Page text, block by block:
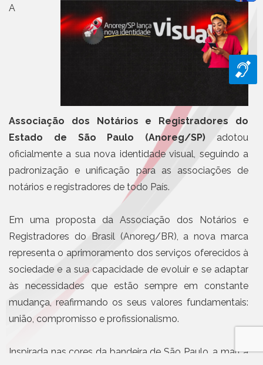
A
Associação dos Notários e Registradores do
Estado de São Paulo (Anoreg/SP) adotou
oficialmente a sua nova identidade visual, seguindo a
padronização e unificação para as associações de
notários e registradores de todo País.
Em uma proposta da Associação dos Notários e
Registradores do Brasil (Anoreg/BR), a nova marca
representa o aprimoramento dos serviços oferecidos à
sociedade e a sua capacidade de evoluir e se adaptar
às necessidades que estão sempre em constante
mudança, reafirmando os seus valores fundamentais:
união, compromisso e profissionalismo.
Inspirada nas cores da bandeira de São Paulo, a marca